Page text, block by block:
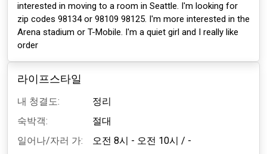
interested in moving to a room in Seattle. I'm looking for
zip codes 98134 or 98109 98125. I'm more interested in the
Arena stadium or T-Mobile. I'm a quiet girl and I really like
order
라이프스타일
내 청결도:
정리
숙박객:
절대
일어나/자러 가:
오전 8시 - 오전 10시 / -